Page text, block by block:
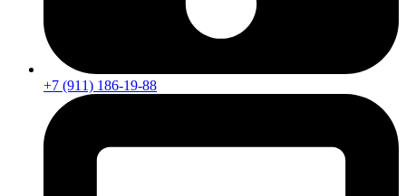
+7 (911) 186-19-88